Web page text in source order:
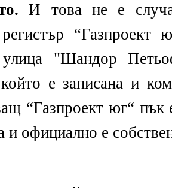
И това не е
регистър
улица "Шандор
е записана и
“Газпроект юг“
и официално е